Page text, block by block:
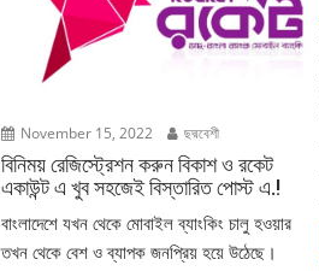
November 15, 2022 ছদ্মবেশী
বিনিময় রেজিস্ট্রেশন করুন বিকাশ ও রকেট
একাউন্ট এ খুব সহজেই বিস্তারিত পোস্ট এ.!
বাংলাদেশে যখন থেকে মোবাইল ব্যাংকিং চালু হওয়ার
তখন থেকে বেশ ও ব্যাপক জনপ্রিয় হয়ে উঠেছে।